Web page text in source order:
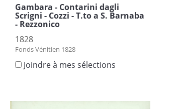
Gambara - Contarini dagli
Scrigni - Cozzi - T.to a S. Barnaba
- Rezzonico
1828
Fonds Vénitien 1828
Joindre à mes sélections